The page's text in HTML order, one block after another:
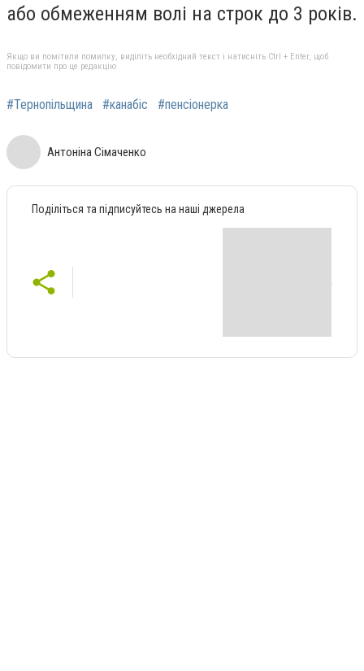
або обмеженням волі на строк до 3 років.
Якщо ви помітили помилку, виділіть необхідний текст і натисніть Ctrl + Enter, щоб
повідомити про це редакцію
#Тернопільщина #канабіс #пенсіонерка
Антоніна Сімаченко
Поділіться та підписуйтесь на наші джерела